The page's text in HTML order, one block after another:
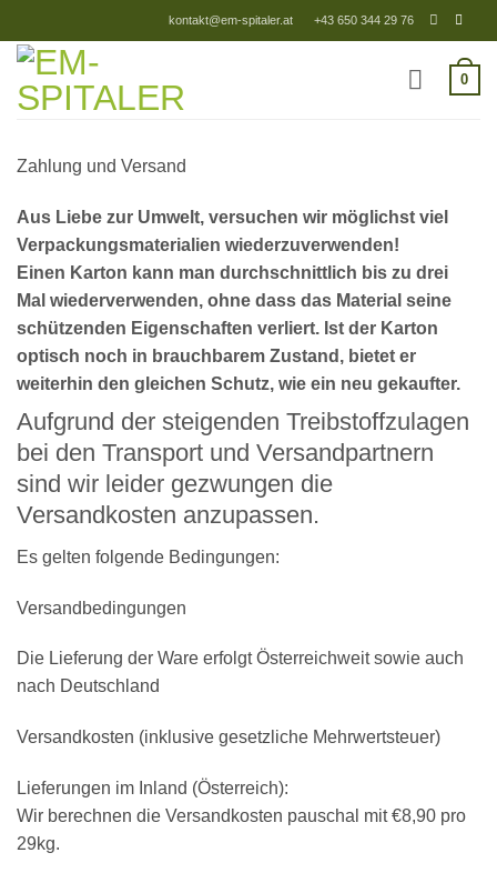
Inhalt
springen
kontakt@em-spitaler.at +43 650 344 29 76
0
Zahlung und Versand
Aus Liebe zur Umwelt, versuchen wir möglichst viel
Verpackungsmaterialien wiederzuverwenden!
Einen Karton kann man durchschnittlich bis zu drei
Mal wiederverwenden, ohne dass das Material seine
schützenden Eigenschaften verliert. Ist der Karton
optisch noch in brauchbarem Zustand, bietet er
weiterhin den gleichen Schutz, wie ein neu gekaufter.
Aufgrund der steigenden Treibstoffzulagen
bei den Transport und Versandpartnern
sind wir leider gezwungen die
Versandkosten anzupassen.
Es gelten folgende Bedingungen:
Versandbedingungen
Die Lieferung der Ware erfolgt Österreichweit sowie auch
nach Deutschland
Versandkosten (inklusive gesetzliche Mehrwertsteuer)
Lieferungen im Inland (Österreich):
Wir berechnen die Versandkosten pauschal mit €8,90 pro
29kg.